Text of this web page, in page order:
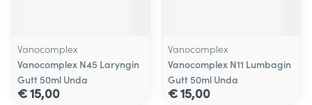
Vanocomplex
Vanocomplex N45 Laryngin
Gutt 50ml Unda
€ 15,00
Vanocomplex
Vanocomplex N11 Lumbagin
Gutt 50ml Unda
€ 15,00